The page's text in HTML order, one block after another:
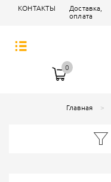
КОНТАКТЫ
Доставка,
оплата
0
Главная